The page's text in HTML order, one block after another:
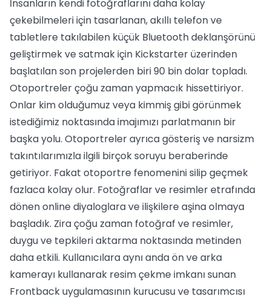
İnsanların kendi fotoğraflarını daha kolay
çekebilmeleri için tasarlanan, akıllı telefon ve
tabletlere takılabilen küçük Bluetooth deklanşörünü
geliştirmek ve satmak için Kickstarter üzerinden
başlatılan son projelerden biri 90 bin dolar topladı.
Otoportreler çoğu zaman yapmacık hissettiriyor.
Onlar kim olduğumuz veya kimmiş gibi görünmek
istediğimiz noktasında imajımızı parlatmanın bir
başka yolu. Otoportreler ayrıca gösteriş ve narsizm
takıntılarımızla ilgili birçok soruyu beraberinde
getiriyor. Fakat otoportre fenomenini silip geçmek
fazlaca kolay olur. Fotoğraflar ve resimler etrafında
dönen online diyaloglara ve ilişkilere aşina olmaya
başladık. Zira çoğu zaman fotoğraf ve resimler,
duygu ve tepkileri aktarma noktasında metinden
daha etkili. Kullanıcılara aynı anda ön ve arka
kamerayı kullanarak resim çekme imkanı sunan
Frontback uygulamasının kurucusu ve tasarımcısı